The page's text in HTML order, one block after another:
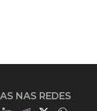
NAS REDES